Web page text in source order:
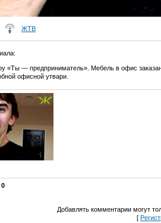
ЖТВ
:
«Ты — предприниматель». Мебель в офис
офисной утвари.
0
Добавлять комментарии могут
[